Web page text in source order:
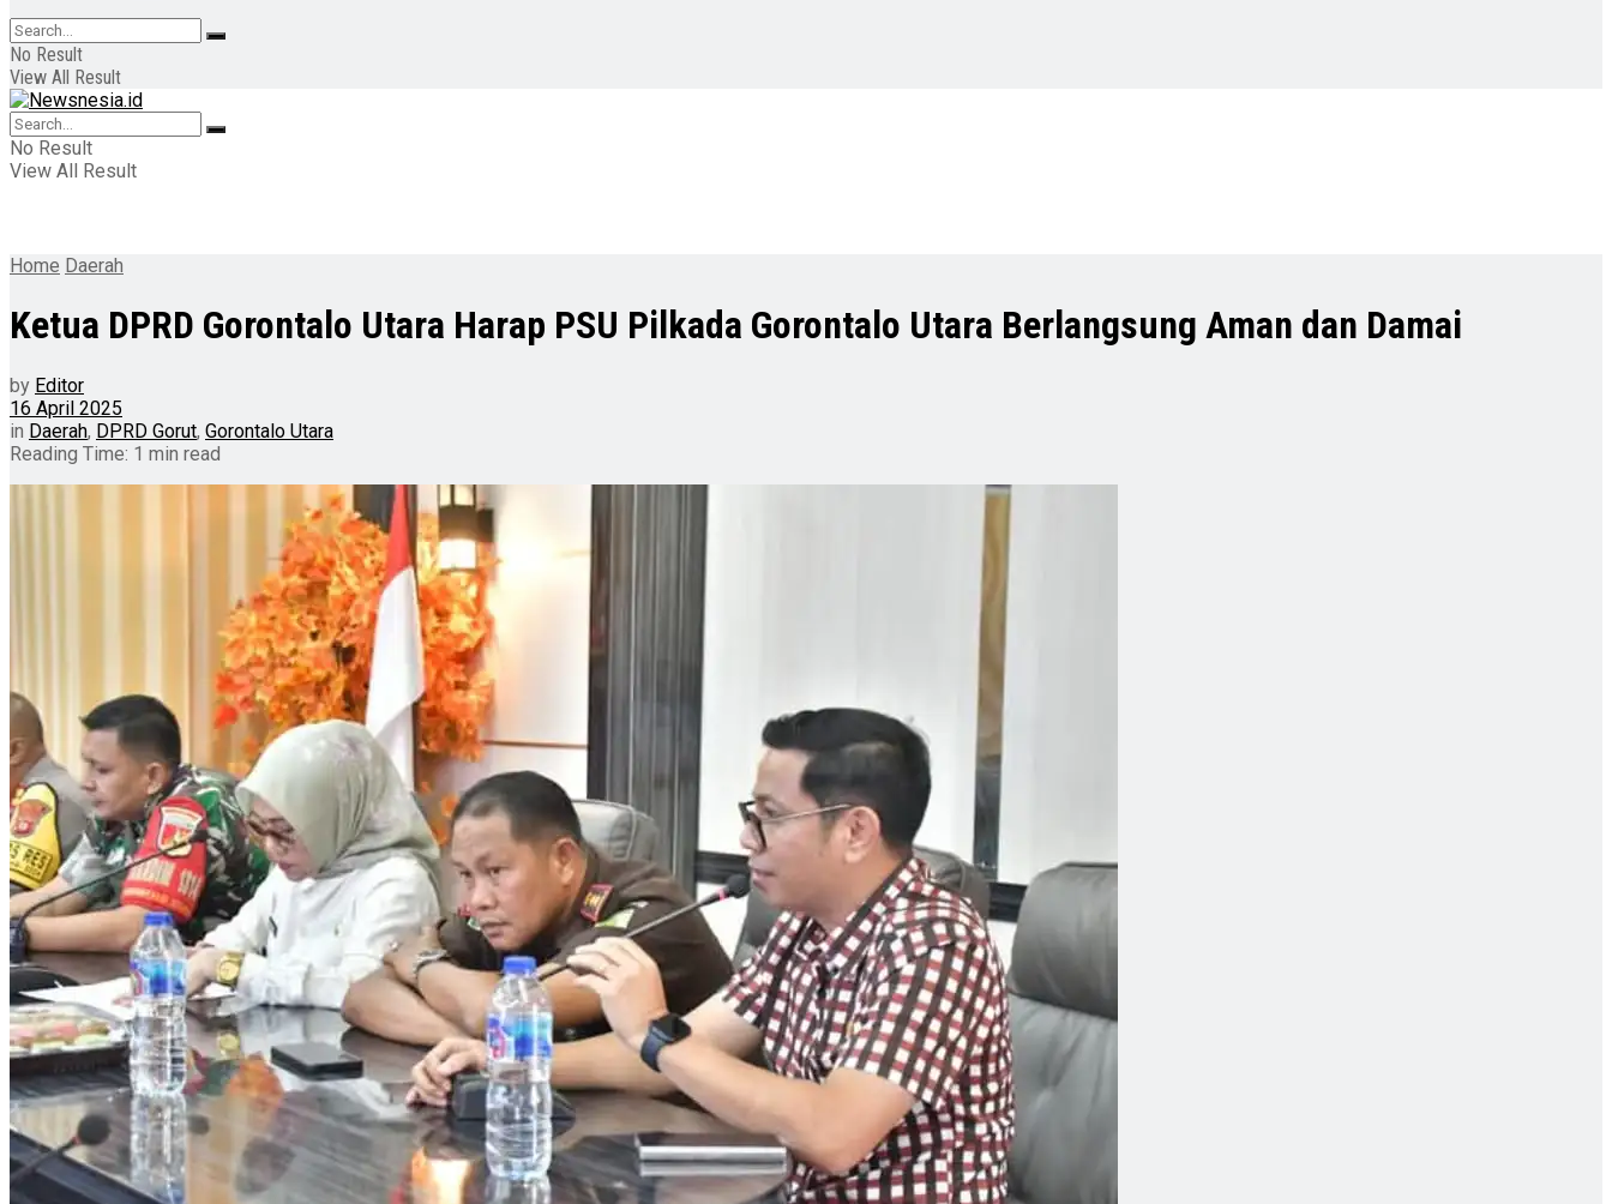
No Result
View All Result
No Result
View All Result
Home Daerah
Ketua DPRD Gorontalo Utara Harap PSU Pilkada Gorontalo Utara Berlangsung Aman dan Damai
by Editor
16 April 2025
in Daerah, DPRD Gorut, Gorontalo Utara
Reading Time: 1 min read